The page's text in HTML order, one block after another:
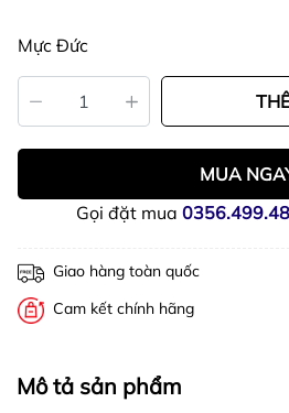
Mực Đức
MUA
Gọi đặt mua
Giao hàng toàn quốc
Cam kết chính hãng
Mô tả sản phẩm